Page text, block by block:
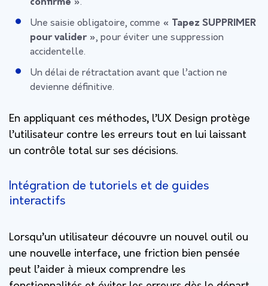
Une saisie obligatoire, comme « Tapez SUPPRIMER
pour valider », pour éviter une suppression
accidentelle.
Un délai de rétractation avant que l’action ne
devienne définitive.
En appliquant ces méthodes, l’UX Design protège
l’utilisateur contre les erreurs tout en lui laissant
un contrôle total sur ses décisions.
Intégration de tutoriels et de guides
interactifs
Lorsqu’un utilisateur découvre un nouvel outil ou
une nouvelle interface, une friction bien pensée
peut l’aider à mieux comprendre les